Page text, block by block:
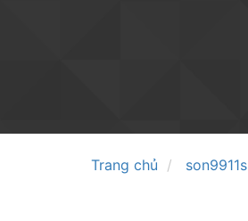
Trang chủ son9911s